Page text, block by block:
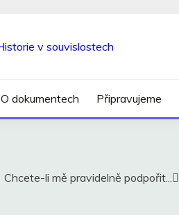
O dokumentech Připravujeme
Chcete-li mě pravidelně podpořit...